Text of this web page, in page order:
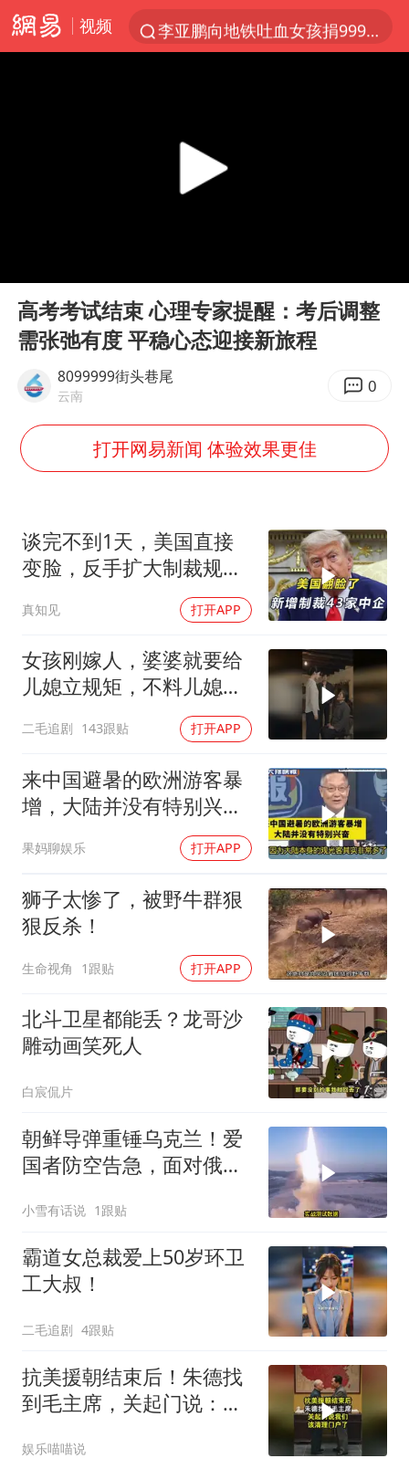
视频
李亚鹏向地铁吐血女孩捐99999元
因凡蒂诺首次公开道歉
陕西柞水遭遇暴雨五千余户群众转移
人贩子“梅姨”真实姓名曝光
多专业取消艺考 文化工作者要有文化
41岁女子为鼓励女儿考上985研究生
总书记关心百姓身边这些民生大事
Play
高考考试结束 心理专家提醒：考后调整
需张弛有度 平稳心态迎接新旅程
8099999街头巷尾
云南 0
打开网易新闻 体验效果更佳
谈完不到1天，美国直接
变脸，反手扩大制裁规
真知见 打开APP
女孩刚嫁人，婆婆就要给
儿媳立规矩，不料儿媳不
二毛追剧 143跟贴 打开APP
来中国避暑的欧洲游客暴
增，大陆并没有特别兴
果妈聊娱乐 打开APP
狮子太惨了，被野牛群狠
狠反杀！
生命视角 1跟贴 打开APP
北斗卫星都能丢？龙哥沙
雕动画笑死人
白宸侃片
朝鲜导弹重锤乌克兰！爱
国者防空告急，面对俄朝
绝望？
小雪有话说 1跟贴
霸道女总裁爱上50岁环卫
工大叔！
二毛追剧 4跟贴
抗美援朝结束后！朱德找
到毛主席，关起门说：我
娱乐喵喵说